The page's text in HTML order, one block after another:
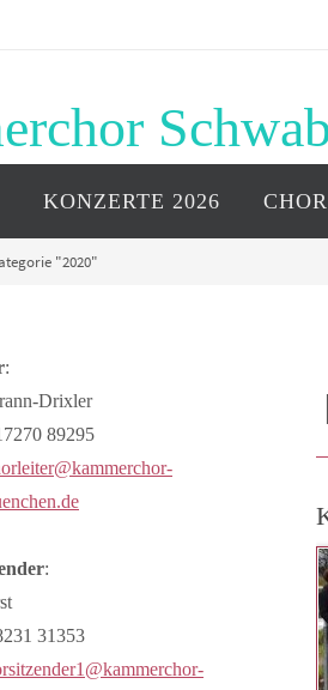
KONZERTE 2026 CHOR
"2020"
:
Drixler
89295
:
31353